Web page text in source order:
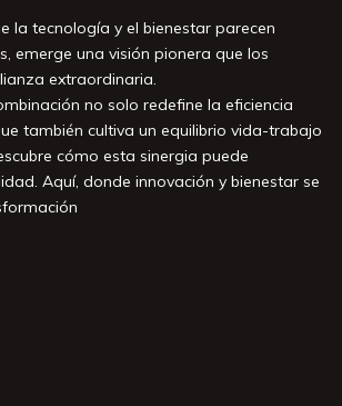
la tecnología y el bienestar parecen
emerge una visión pionera que los
extraordinaria.
no solo redefine la eficiencia
también cultiva un equilibrio vida-trabajo
cómo esta sinergia puede
Aquí, donde innovación y bienestar se